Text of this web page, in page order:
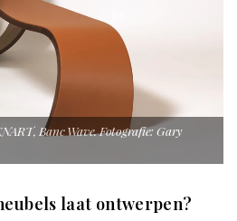
Banc Wave. Fotografie: Gary
laat ontwerpen?